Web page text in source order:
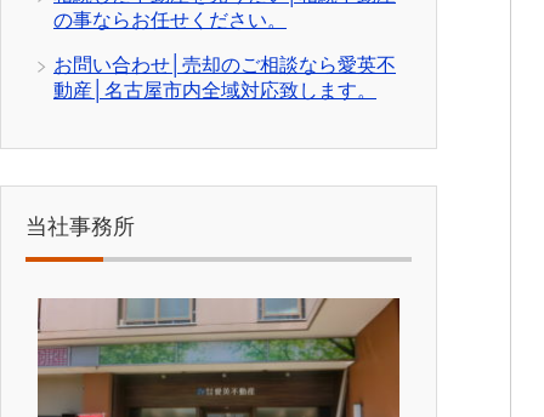
の事ならお任せください。
お問い合わせ│売却のご相談なら愛英不
動産│名古屋市内全域対応致します。
当社事務所